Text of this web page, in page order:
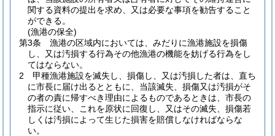
関する資料の提出を求め、又は必要な事項を勧告すること
ができる。
(漁港の保全)
第3条
漁港の区域内においては、みだりに漁港施設を損傷
し、又は汚損する行為その他漁港の機能を妨げる行為をし
てはならない。
2
甲種漁港施設を滅失し、損傷し、又は汚損した者は、直ち
に市長に届け出るとともに、当該滅失、損傷又は汚損がそ
の者の責に帰すべき理由によるものであるときは、市長の
指示に従い、これを原状に回復し、又はその滅失、損傷若
しくは汚損によって生じた損害を賠償しなければならな
い。